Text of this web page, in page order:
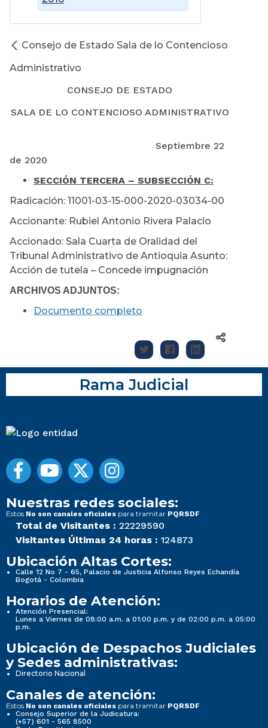
Consejo de Estado Sala de lo Contencioso
Administrativo
CONSEJO DE ESTADO
SALA DE LO CONTENCIOSO ADMINISTRATIVO
Septiembre 22
de 2020
SECCIÓN TERCERA – SUBSECCIÓN C:
Radicación: 11001-03-15-000-2020-03034-00
Accionante: Rubiel Antonio Rivera Palacio
Accionado: Sala Cuarta de Oralidad del
Tribunal Administrativo de Antioquia Asunto:
Acción de tutela – Concede impugnación
ARCHIVOS ADJUNTOS:
Documento completo
Rama Judicial
Nuestras redes sociales:
Estos No son canales oficiales para tramitar PQRSDF
Total de Visitantes : 22229590
Visitantes Últimas 24 horas : 124873
Ubicación Altas Cortes:
Calle 12 No 7 - 65, Palacio de Justicia Alfonso Reyes Echandía
Bogotá - Colombia
Horarios de Atención:
Atención Presencial:
Lunes a Viernes de 08:00 a.m. a 01:00 p.m. y de 02:00 p.m. a 05:00
p.m.
Ubicación de Despachos Judiciales
y Sedes administrativas:
Directorio Nacional
Canales de atención:
Estos No son canales oficiales para tramitar PQRSDF
Consejo Superior de la Judicatura:
(+57) 601 - 565 8500